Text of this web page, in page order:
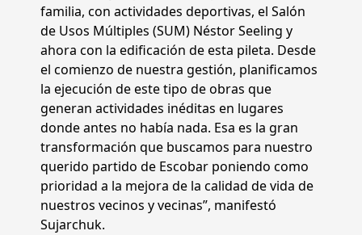
familia, con actividades deportivas, el Salón
de Usos Múltiples (SUM) Néstor Seeling y
ahora con la edificación de esta pileta. Desde
el comienzo de nuestra gestión, planificamos
la ejecución de este tipo de obras que
generan actividades inéditas en lugares
donde antes no había nada. Esa es la gran
transformación que buscamos para nuestro
querido partido de Escobar poniendo como
prioridad a la mejora de la calidad de vida de
nuestros vecinos y vecinas”, manifestó
Sujarchuk.